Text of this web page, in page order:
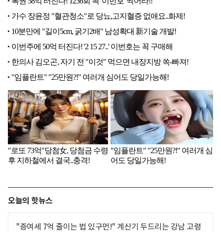
오늘의 핫뉴스
"증여세 7억 줄이는 법 있구먼!" 계산기 두드리는 강남 고령